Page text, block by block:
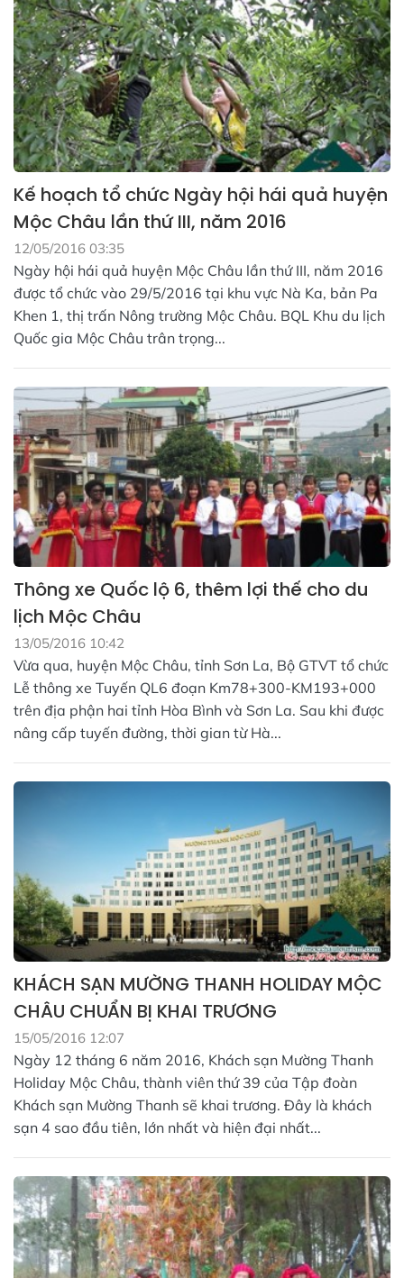
Kế hoạch tổ chức Ngày hội hái quả huyện
Mộc Châu lần thứ III, năm 2016
12/05/2016 03:35
Ngày hội hái quả huyện Mộc Châu lần thứ III, năm 2016
được tổ chức vào 29/5/2016 tại khu vực Nà Ka, bản Pa
Khen 1, thị trấn Nông trường Mộc Châu. BQL Khu du lịch
Quốc gia Mộc Châu trân trọng...
Thông xe Quốc lộ 6, thêm lợi thế cho du
lịch Mộc Châu
13/05/2016 10:42
Vừa qua, huyện Mộc Châu, tỉnh Sơn La, Bộ GTVT tổ chức
Lễ thông xe Tuyến QL6 đoạn Km78+300-KM193+000
trên địa phận hai tỉnh Hòa Bình và Sơn La. Sau khi được
nâng cấp tuyến đường, thời gian từ Hà...
KHÁCH SẠN MƯỜNG THANH HOLIDAY MỘC
CHÂU CHUẨN BỊ KHAI TRƯƠNG
15/05/2016 12:07
Ngày 12 tháng 6 năm 2016, Khách sạn Mường Thanh
Holiday Mộc Châu, thành viên thứ 39 của Tập đoàn
Khách sạn Mường Thanh sẽ khai trương. Đây là khách
sạn 4 sao đầu tiên, lớn nhất và hiện đại nhất...